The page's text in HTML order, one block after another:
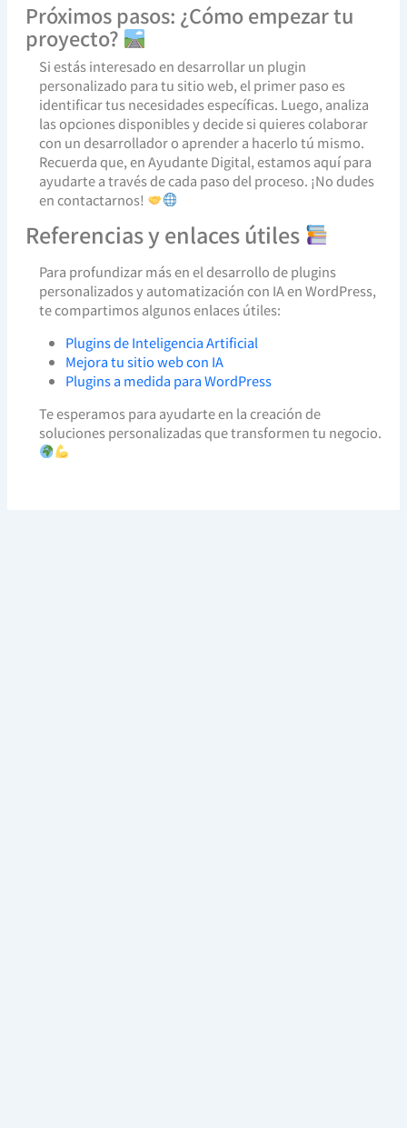
Próximos pasos: ¿Cómo empezar tu
proyecto?
Si estás interesado en desarrollar un plugin
personalizado para tu sitio web, el primer paso es
identificar tus necesidades específicas. Luego, analiza
las opciones disponibles y decide si quieres colaborar
con un desarrollador o aprender a hacerlo tú mismo.
Recuerda que, en Ayudante Digital, estamos aquí para
ayudarte a través de cada paso del proceso. ¡No dudes
en contactarnos!
Referencias y enlaces útiles
Para profundizar más en el desarrollo de plugins
personalizados y automatización con IA en WordPress,
te compartimos algunos enlaces útiles:
Plugins de Inteligencia Artificial
Mejora tu sitio web con IA
Plugins a medida para WordPress
Te esperamos para ayudarte en la creación de
soluciones personalizadas que transformen tu negocio.